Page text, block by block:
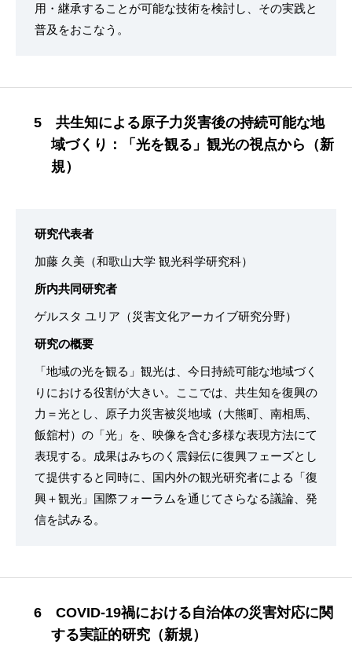
用・継承することが可能な技術を検討し、その実践と
普及をおこなう。
5 共生知による原子力災害後の持続可能な地
域づくり：「光を観る」観光の視点から（新
規）
研究代表者
加藤 久美（和歌山大学 観光科学研究科）
所内共同研究者
ゲルスタ ユリア（災害文化アーカイブ研究分野）
研究の概要
「地域の光を観る」観光は、今日持続可能な地域づく
りにおける役割が大きい。ここでは、共生知を復興の
力＝光とし、原子力災害被災地域（大熊町、南相馬、
飯舘村）の「光」を、映像を含む多様な表現方法にて
表現する。成果はみちのく震録伝に復興フェーズとし
て提供すると同時に、国内外の観光研究者による「復
興＋観光」国際フォーラムを通じてさらなる議論、発
信を試みる。
6 COVID-19禍における自治体の災害対応に関
する実証的研究（新規）